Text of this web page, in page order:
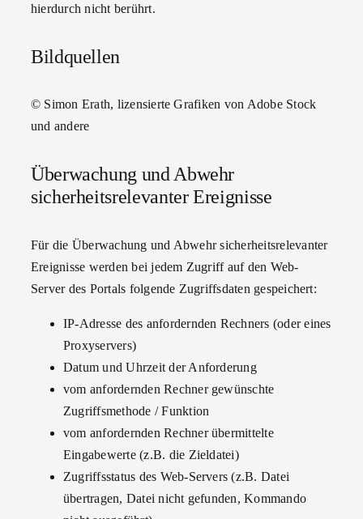
hierdurch nicht berührt.
Bildquellen
© Simon Erath, lizensierte Grafiken von Adobe Stock
und andere
Überwachung und Abwehr
sicherheitsrelevanter Ereignisse
Für die Überwachung und Abwehr sicherheitsrelevanter
Ereignisse werden bei jedem Zugriff auf den Web-
Server des Portals folgende Zugriffsdaten gespeichert:
IP-Adresse des anfordernden Rechners (oder eines
Proxyservers)
Datum und Uhrzeit der Anforderung
vom anfordernden Rechner gewünschte
Zugriffsmethode / Funktion
vom anfordernden Rechner übermittelte
Eingabewerte (z.B. die Zieldatei)
Zugriffsstatus des Web-Servers (z.B. Datei
übertragen, Datei nicht gefunden, Kommando